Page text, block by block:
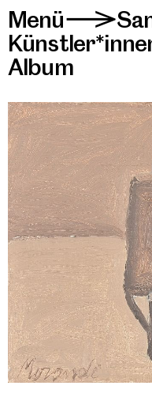
Menü>
Album